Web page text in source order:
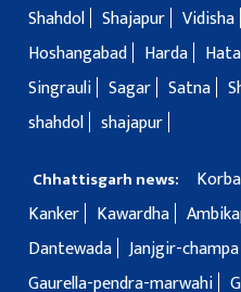
Shahdol Shajapur Vidisha
Hoshangabad
Harda Hata
Singrauli Sagar Satna
shahdol shajapur
Chhattisgarh news: Korba
Kanker
Kawardha
Dantewada Janjgir-champa
Gaurella-pendra-marwahi